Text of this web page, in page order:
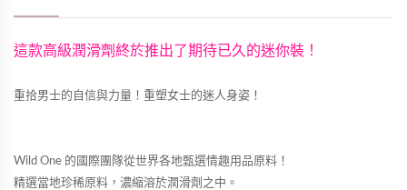
這款高級潤滑劑終於推出了期待已久的迷你裝！
重拾男士的自信與力量！重塑女士的迷人身姿！
Wild One 的國際團隊從世界各地甄選情趣用品原料！
精選當地珍稀原料，濃縮溶於潤滑劑之中。